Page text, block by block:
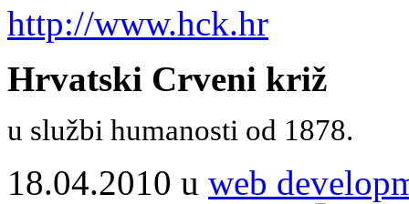
http://www.hck.hr
Hrvatski Crveni križ
u službi humanosti od 1878.
18.04.2010 u web